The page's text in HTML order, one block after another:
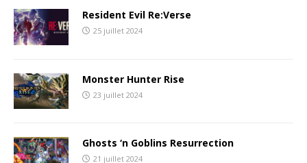
Resident Evil Re:Verse
25 juillet 2024
Monster Hunter Rise
23 juillet 2024
Ghosts ‘n Goblins Resurrection
21 juillet 2024